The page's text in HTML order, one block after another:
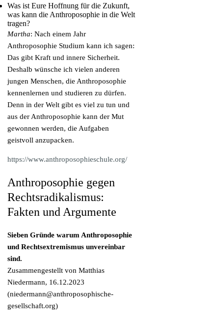
Was ist Eure Hoffnung für die Zukunft,
was kann die Anthroposophie in die Welt
tragen?
Martha: Nach einem Jahr
Anthroposophie Studium kann ich sagen:
Das gibt Kraft und innere Sicherheit.
Deshalb wünsche ich vielen anderen
jungen Menschen, die Anthroposophie
kennenlernen und studieren zu dürfen.
Denn in der Welt gibt es viel zu tun und
aus der Anthroposophie kann der Mut
gewonnen werden, die Aufgaben
geistvoll anzupacken.
https://www.anthroposophieschule.org/
Anthroposophie gegen
Rechtsradikalismus:
Fakten und Argumente
Sieben Gründe warum Anthroposophie
und Rechtsextremismus unvereinbar
sind.
Zusammengestellt von Matthias
Niedermann, 16.12.2023
(niedermann@anthroposophische-
gesellschaft.org)